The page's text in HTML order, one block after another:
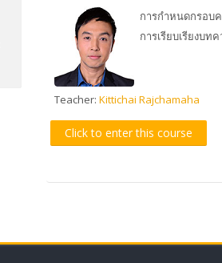
การกำหนดกรอบ
การเรียบเรียงบท
Teacher:Kittichai Rajchamaha
Click to enter this course